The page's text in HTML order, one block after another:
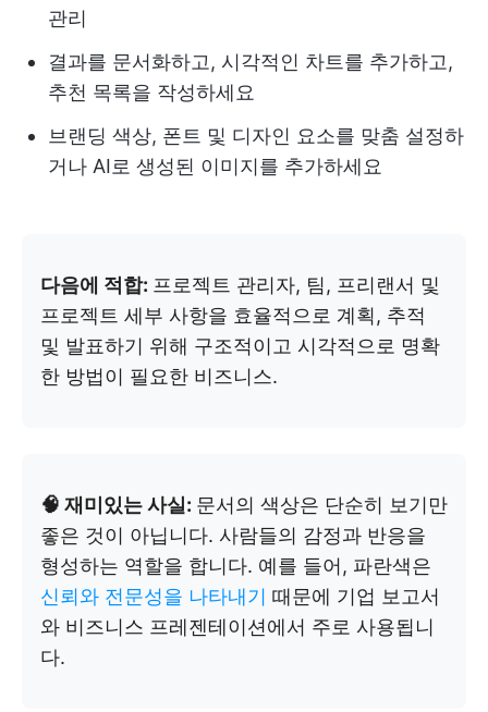
관리
결과를 문서화하고, 시각적인 차트를 추가하고,
추천 목록을 작성하세요
브랜딩 색상, 폰트 및 디자인 요소를 맞춤 설정하
거나 AI로 생성된 이미지를 추가하세요
다음에 적합: 프로젝트 관리자, 팀, 프리랜서 및
프로젝트 세부 사항을 효율적으로 계획, 추적
및 발표하기 위해 구조적이고 시각적으로 명확
한 방법이 필요한 비즈니스.
🧠 재미있는 사실: 문서의 색상은 단순히 보기만
좋은 것이 아닙니다. 사람들의 감정과 반응을
형성하는 역할을 합니다. 예를 들어, 파란색은
신뢰와 전문성을 나타내기 때문에 기업 보고서
와 비즈니스 프레젠테이션에서 주로 사용됩니
다.